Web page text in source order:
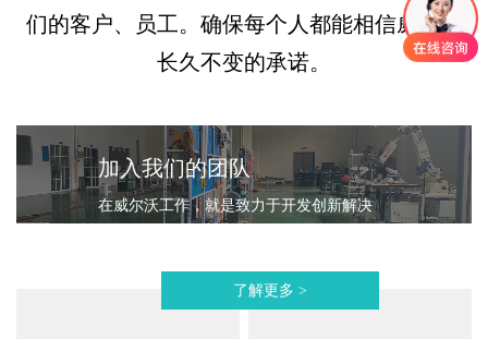
们的客户、员工。确保每个人都能相信威尔沃
长久不变的承诺。
加入我们的团队
在威尔沃工作，就是致力于开发创新解决
们的团队，实现您的潜能。
了解更多 >